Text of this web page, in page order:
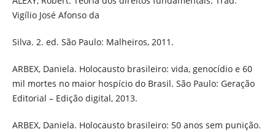
Vigílio José Afonso da
Silva. 2. ed. São Paulo: Malheiros, 2011.
ARBEX, Daniela. Holocausto brasileiro: vida, genocídio e 60
mil mortes no maior hospício do Brasil. São Paulo: Geração
Editorial – Edição digital, 2013.
ARBEX, Daniela. Holocausto brasileiro: 50 anos sem punição.